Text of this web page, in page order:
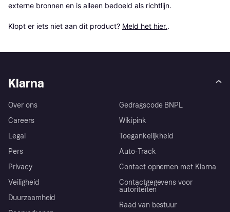
externe bronnen en is alleen bedoeld als richtlijn.
Klopt er iets niet aan dit product? Meld het hier..
Klarna
Over ons
Careers
Legal
Pers
Privacy
Veiligheid
Duurzaamheid
Gedragscode BNPL
Wikipink
Toegankelijkheid
Auto-Track
Contact opnemen met Klarna
Contactgegevens voor
autoriteiten
Raad van bestuur